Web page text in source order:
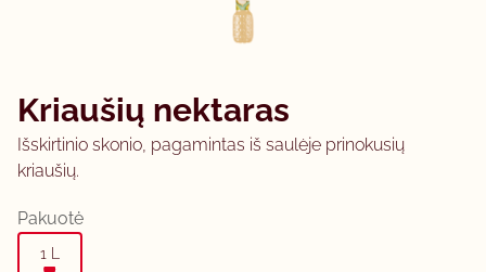
Kriaušių nektaras
Išskirtinio skonio, pagamintas iš saulėje prinokusių
kriaušių.
Pakuotė
1 L